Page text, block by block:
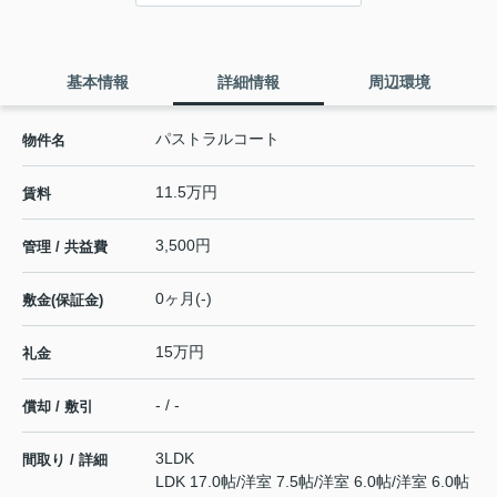
基本情報 詳細情報 周辺環境
物件名 パストラルコート
賃料 11.5万円
管理 / 共益費 3,500円
敷金(保証金) 0ヶ月(-)
礼金 15万円
償却 / 敷引 - / -
間取り / 詳細
3LDK
LDK 17.0帖/洋室 7.5帖/洋室 6.0帖/洋室 6.0帖